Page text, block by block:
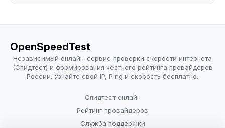
OpenSpeedTest
Независимый онлайн-сервис проверки скорости интернета
(Спидтест) и формирования честного рейтинга провайдеров
России. Узнайте свой IP, Ping и скорость бесплатно.
Спидтест онлайн
Рейтинг провайдеров
Служба поддержки